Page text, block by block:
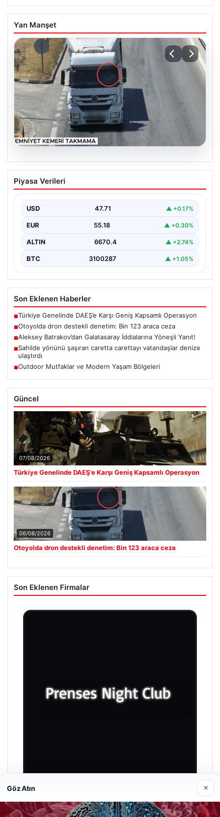
Yan Manşet
06.08.2026
Otoyolda dron destekli denetim: Bin
123 araca ceza
Piyasa Verileri
USD 47.71 ▲ +0.17%
EUR 55.18 ▲ +0.30%
ALTIN 6670.4 ▲ +2.74%
BTC 3100287 ▲ +1.05%
Son Eklenen Haberler
■Türkiye Genelinde DAEŞ’e Karşı Geniş Kapsamlı Operasyon
■Otoyolda dron destekli denetim: Bin 123 araca ceza
■Aleksey Batrakov’dan Galatasaray İddialarına Yöneşli Yanıt!
■Sahilde yönünü şaşıran caretta carettayı vatandaşlar denize
ulaştırdı
■Outdoor Mutfaklar ve Modern Yaşam Bölgeleri
Güncel
07/08/2026
Türkiye Genelinde DAEŞ’e Karşı Geniş Kapsamlı Operasyon
06/08/2026
Otoyolda dron destekli denetim: Bin 123 araca ceza
Son Eklenen Firmalar
Prenses Night Club
29/04/2026
Göz Atın ×